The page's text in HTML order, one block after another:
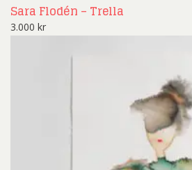
Sara Flodén – Trella
3.000 kr